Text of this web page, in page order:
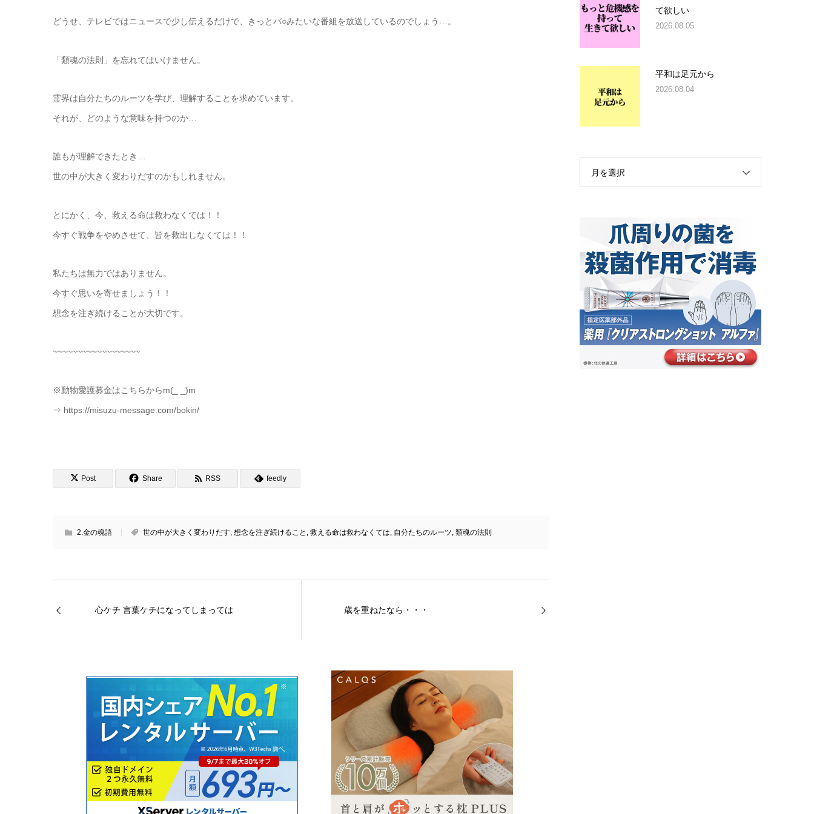
どうせ、テレビではニュースで少し伝えるだけで、きっとバ○みたいな番組を放送しているのでしょう…。
「類魂の法則」を忘れてはいけません。
霊界は自分たちのルーツを学び、理解することを求めています。
それが、どのような意味を持つのか…
誰もが理解できたとき…
世の中が大きく変わりだすのかもしれません。
とにかく、今、救える命は救わなくては！！
今すぐ戦争をやめさせて、皆を救出しなくては！！
私たちは無力ではありません。
今すぐ思いを寄せましょう！！
想念を注ぎ続けることが大切です。
~~~~~~~~~~~~~~~~~~
※動物愛護募金はこちらからm(_ _)m
⇒ https://misuzu-message.com/bokin/
Post Share RSS feedly
2.金の魂語 世の中が大きく変わりだす, 想念を注ぎ続けること , 救える命は救わなくては, 自分たちのルーツ, 類魂の法則
心ケチ 言葉ケチになってしまっては 歳を重ねたなら・・・
て欲しい
2026.08.05
平和は足元から
2026.08.04
月を選択